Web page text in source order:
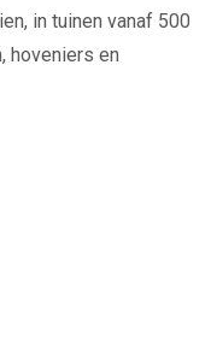
in tuinen vanaf 500
hoveniers en